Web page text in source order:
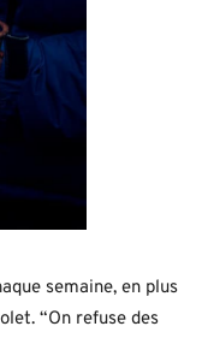
semaine, en plus
“On refuse des